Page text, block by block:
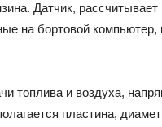
Датчик,
на бортовой
топлива и воздуха,
пластина,